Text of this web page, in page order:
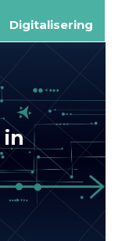
Digitalisering
in